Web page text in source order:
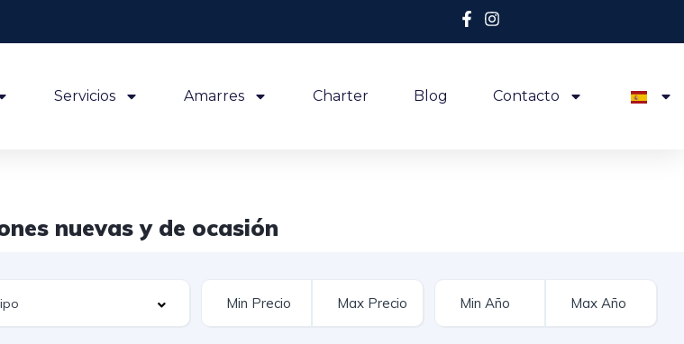
Servicios Amarres Charter Blog Contacto
nuevas y de ocasión